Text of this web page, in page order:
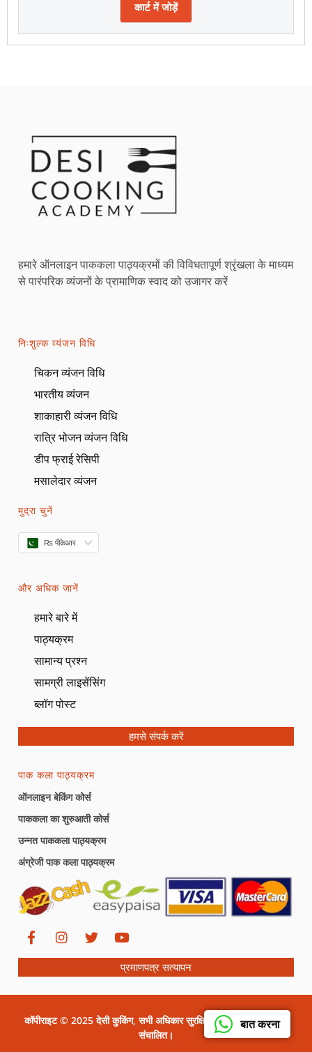
बात करना
कार्ट में जोड़ें
हमारे ऑनलाइन पाककला पाठ्यक्रमों की विविधतापूर्ण श्रृंखला के माध्यम
से पारंपरिक व्यंजनों के प्रामाणिक स्वाद को उजागर करें
निःशुल्क व्यंजन विधि
चिकन व्यंजन विधि
भारतीय व्यंजन
शाकाहारी व्यंजन विधि
रात्रि भोजन व्यंजन विधि
डीप फ्राई रेसिपी
मसालेदार व्यंजन
मुद्रा चुनें
₨ पीकेआर
और अधिक जानें
हमारे बारे में
पाठ्यक्रम
सामान्य प्रश्न
सामग्री लाइसेंसिंग
ब्लॉग पोस्ट
हमसे संपर्क करें
पाक कला पाठ्यक्रम
ऑनलाइन बेकिंग कोर्स
पाककला का शुरुआती कोर्स
उन्नत पाककला पाठ्यक्रम
अंग्रेजी पाक कला पाठ्यक्रम
प्रमाणपत्र सत्यापन
कॉपीराइट © 2025 देसी कुकिंग, सभी अधिकार सुरक्षित। सीरत ग्राफिक्स द्वारा
संचालित।